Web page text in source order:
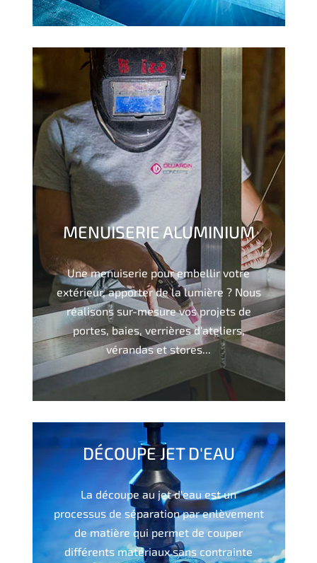
MENUISERIE ALUMINIUM
Une menuiserie pour embellir votre
extérieur, apporter de la lumière ? Nous
réalisons sur-mesure vos projets de
portes, baies, verrières d'ateliers,
vérandas et stores...
DÉCOUPE JET D'EAU
La découpe au jet d'eau est un
processus de séparation par enlèvement
de matière qui permet de couper
différents matériaux sans contrainte